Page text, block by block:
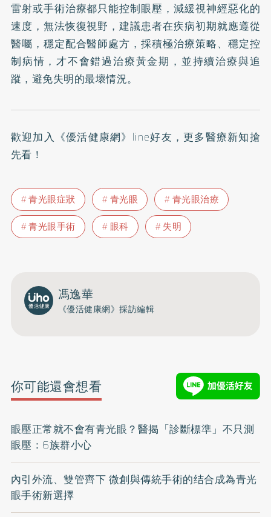
雷射或手術治療都只能控制眼壓，減緩視神經惡化的
速度，無法恢復視野，建議患者在疾病初期就應遵從
醫囑，穩定配合醫師處方，採積極治療策略、穩定控
制病情，才不會錯過治療黃金期，並持續治療與追
蹤，避免失明的最壞情況。
歡迎加入 《優活健康網》line好友 ，更多醫療新知搶
先看！
青光眼症狀 青光眼
青光眼治療
青光眼手術
眼科 失明
馮逸華
《優活健康網》採訪編輯
你可能還會想看
眼壓正常就不會有青光眼？醫揭「診斷標準」不只測
眼壓：6族群小心
內引外流、雙管齊下 微創與傳統手術的结合成為青光
眼手術新選擇